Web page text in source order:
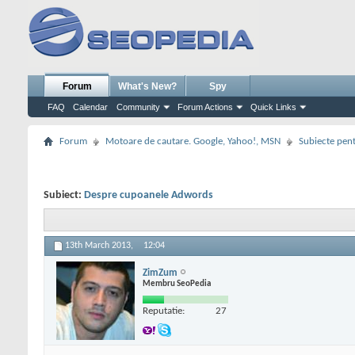
Forum
FAQ Calendar Community Forum Actions Quick Links
What's New? Spy
Forum Motoare de cautare. Google, Yahoo!, MSN Subiecte
Subiect: Despre cupoanele Adwords
13th March 2013, 12:04
ZimZum
Membru SeoPedia
Reputatie: 27